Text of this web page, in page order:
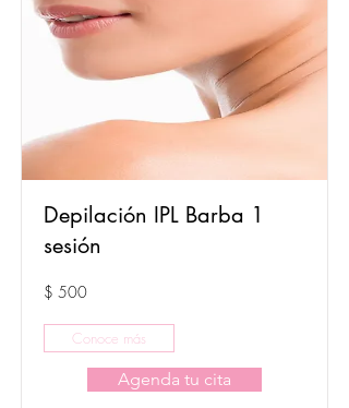
Depilación IPL Barba 1
sesión
$ 500
Conoce más
Agenda tu cita